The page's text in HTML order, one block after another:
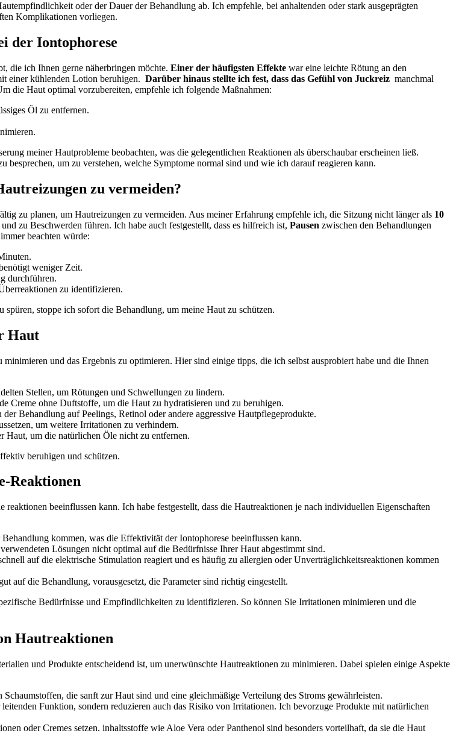
oder der Dauer der Behandlung ab. Ich empfehle, bei anhaltenden oder stark ​ausgeprägten
​Komplikationen vorliegen.
der Iontophorese
die ich Ihnen gerne näherbringen möchte. Einer ⁣der häufigsten Effekte war ⁤eine leichte⁤ Rötung ⁤an den ​
einer kühlenden Lotion beruhigen.
Darüber hinaus stellte ich fest, dass das Gefühl von Juckreiz ⁤ manchmal
die Haut optimal vorzubereiten, empfehle ich folgende Maßnahmen:
Öl zu entfernen.
meiner Hautprobleme beobachten, was die gelegentlichen Reaktionen als überschaubar erscheinen ließ.
um zu verstehen, welche Symptome normal sind und wie ich darauf reagieren kann.
‍zu vermeiden?
zu planen,⁤ um Hautreizungen zu‌ vermeiden. Aus meiner Erfahrung empfehle ich, die Sitzung nicht ⁣länger als 10
zu Beschwerden führen. ⁢Ich habe auch festgestellt, dass es ⁣hilfreich ist,​ Pausen zwischen den Behandlungen
beachten würde:
weniger Zeit.
durchführen.
zu⁤ identifizieren.
stoppe ich sofort die Behandlung, um meine Haut ​zu schützen.
Haut
und das Ergebnis zu optimieren. ⁣Hier sind einige⁢ tipps, die ich​ selbst‍ ausprobiert habe und‍ die Ihnen
Stellen,​ um Rötungen und Schwellungen zu​ lindern.
Creme ohne Duftstoffe,‍ um die Haut zu hydratisieren und zu beruhigen.
Behandlung ‍auf Peelings, Retinol‌ oder andere aggressive Hautpflegeprodukte.
um​ weitere Irritationen zu verhindern.
Haut, um die natürlichen Öle nicht zu entfernen.
beruhigen und​ schützen.
Reaktionen
reaktionen beeinflussen kann. Ich habe festgestellt, dass die Hautreaktionen je nach individuellen Eigenschaften
kommen, was die Effektivität der ‌Iontophorese beeinflussen kann.
Lösungen nicht optimal auf die Bedürfnisse Ihrer Haut abgestimmt sind.
auf die elektrische​ Stimulation reagiert und⁢ es häufig zu allergien oder Unverträglichkeitsreaktionen kommen
auf die Behandlung, vorausgesetzt, die Parameter⁤ sind ⁣richtig eingestellt.
Bedürfnisse und⁤ Empfindlichkeiten zu identifizieren. So können Sie Irritationen minimieren⁣ und die
Hautreaktionen
‍und Produkte entscheidend ist, um unerwünschte ‌Hautreaktionen zu minimieren. Dabei spielen einige Aspekte
die sanft zur Haut sind und eine gleichmäßige Verteilung⁣ des Stroms gewährleisten.
Funktion, sondern reduzieren auch das Risiko von Irritationen. Ich bevorzuge Produkte mit natürlichen⁤
oder Cremes setzen. inhaltsstoffe wie Aloe Vera oder Panthenol sind besonders vorteilhaft, da sie die Haut